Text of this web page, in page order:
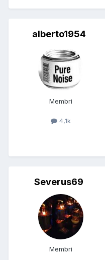
alberto1954
Membri
4,1k
Severus69
Membri